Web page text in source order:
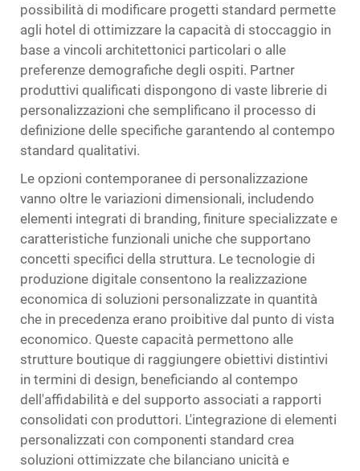
possibilità di modificare progetti standard permette
agli hotel di ottimizzare la capacità di stoccaggio in
base a vincoli architettonici particolari o alle
preferenze demografiche degli ospiti. Partner
produttivi qualificati dispongono di vaste librerie di
personalizzazioni che semplificano il processo di
definizione delle specifiche garantendo al contempo
standard qualitativi.
Le opzioni contemporanee di personalizzazione
vanno oltre le variazioni dimensionali, includendo
elementi integrati di branding, finiture specializzate e
caratteristiche funzionali uniche che supportano
concetti specifici della struttura. Le tecnologie di
produzione digitale consentono la realizzazione
economica di soluzioni personalizzate in quantità
che in precedenza erano proibitive dal punto di vista
economico. Queste capacità permettono alle
strutture boutique di raggiungere obiettivi distintivi
in termini di design, beneficiando al contempo
dell'affidabilità e del supporto associati a rapporti
consolidati con produttori. L'integrazione di elementi
personalizzati con componenti standard crea
soluzioni ottimizzate che bilanciano unicità e